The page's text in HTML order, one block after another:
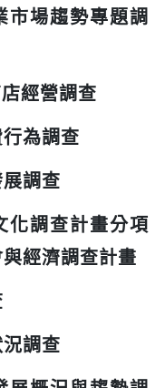
市場趨勢專題調
經營調查
為調查
調查
化調查計畫分項
經濟調查計畫
調查